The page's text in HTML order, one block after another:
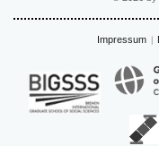
Impressum